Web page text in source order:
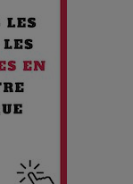
plongée dans un
célèbre ses 30
écologique en